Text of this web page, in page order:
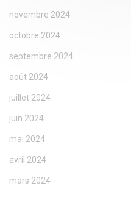
novembre 2024
octobre 2024
septembre 2024
août 2024
juillet 2024
juin 2024
mai 2024
avril 2024
mars 2024